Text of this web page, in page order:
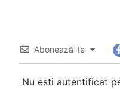
Abonează-te
Nu esti autentificat